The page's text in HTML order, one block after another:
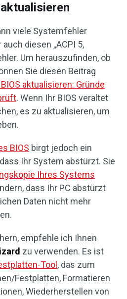
viele Systemfehler
diesen „ACPI 5,
Um herauszufinden, ob
Sie diesen Beitrag
aktualisieren: Gründe
. Wenn Ihr BIOS veraltet
es zu aktualisieren, um
BIOS birgt jedoch ein
Ihr System abstürzt. Sie
Ihres Systems
dass Ihr PC abstürzt
Daten nicht mehr
empfehle ich Ihnen
zu verwenden. Es ist
Tool , das zum
Festplatten, Formatieren
Wiederherstellen von